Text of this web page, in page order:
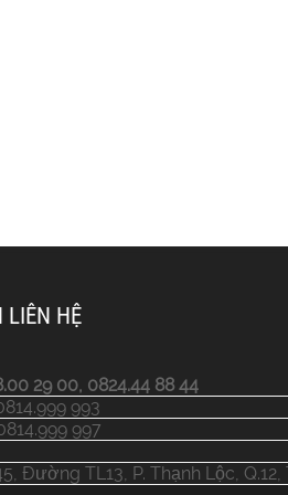
LIÊN HỆ
29 00, 0824.44 88 44
993
997
Đường TL13, P. Thạnh Lộc,